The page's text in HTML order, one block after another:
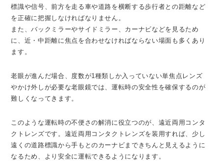
標識や信号、前方を走る車や道路を横断する歩行者との距離など
を正確に把握しなければなりません。
また、バックミラーやサイドミラー、カーナビなどを見るため
に、近・中距離に焦点を合わせなければならない場面も多くあり
ます。
老眼が進んだ場合、度数が1種類しか入っていない単焦点レンズ
やかけ外しが必要な老眼鏡では、運転時の安全性を確保するのが
難しくなってきます。
このような運転時の不便さの解消に役立つのが、遠近両用コンタ
クトレンズです。遠近両用コンタクトレンズを装用すれば、少し
遠くの道路標識から手もとのカーナビまできちんと見えるように
なるため、より安全に運転できるようになります。